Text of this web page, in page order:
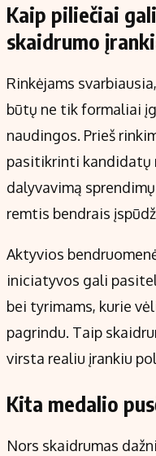
Kaip piliečiai
skaidrumo
Rinkėjams
būtų ne tik formaliai
naudingos. Prieš
pasitikrinti kandidatų
dalyvavimą
remtis bendrais
Aktyvios
iniciatyvos gali
bei tyrimams, kurie
pagrindu. Taip
virsta realiu įrankiu
Kita medalio
Nors skaidrumas